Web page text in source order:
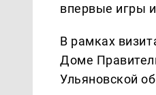
впервые игры
В рамках
Доме
Ульяновской